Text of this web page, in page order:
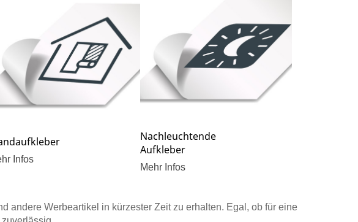
Infos
Nachleuchtende
Aufkleber
Mehr Infos
andere Werbeartikel in kürzester Zeit zu erhalten. Egal, ob für eine